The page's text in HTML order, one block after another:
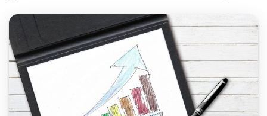
Платежи и переводы
Финансовый рынок
Денежно-кредитная политика и ее элементы
Финансовая безопасность